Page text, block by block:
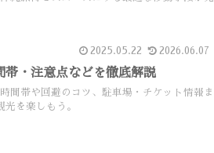
2025.05.22 2026.06.07
帯・注意点などを徹底解説
間帯や回避のコツ、駐車場・チケット情報ま
を楽しもう。